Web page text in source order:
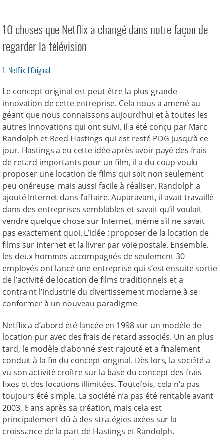
10 choses que Netflix a changé dans notre façon de
regarder la télévision
1. Netflix, l’Original
Le concept original est peut-être la plus grande
innovation de cette entreprise. Cela nous a amené au
géant que nous connaissons aujourd’hui et à toutes les
autres innovations qui ont suivi. Il a été conçu par Marc
Randolph et Reed Hastings qui est resté PDG jusqu’à ce
jour. Hastings a eu cette idée après avoir payé des frais
de retard importants pour un film, il a du coup voulu
proposer une location de films qui soit non seulement
peu onéreuse, mais aussi facile à réaliser. Randolph a
ajouté Internet dans l’affaire. Auparavant, il avait travaillé
dans des entreprises semblables et savait qu’il voulait
vendre quelque chose sur Internet, même s‘il ne savait
pas exactement quoi. L’idée : proposer de la location de
films sur Internet et la livrer par voie postale. Ensemble,
les deux hommes accompagnés de seulement 30
employés ont lancé une entreprise qui s’est ensuite sortie
de l’activité de location de films traditionnels et a
contraint l’industrie du divertissement moderne à se
conformer à un nouveau paradigme.
Netflix a d’abord été lancée en 1998 sur un modèle de
location pur avec des frais de retard associés. Un an plus
tard, le modèle d’abonné s’est rajouté et a finalement
conduit à la fin du concept original. Dès lors, la société a
vu son activité croître sur la base du concept des frais
fixes et des locations illimitées. Toutefois, cela n’a pas
toujours été simple. La société n’a pas été rentable avant
2003, 6 ans après sa création, mais cela est
principalement dû à des stratégies axées sur la
croissance de la part de Hastings et Randolph.